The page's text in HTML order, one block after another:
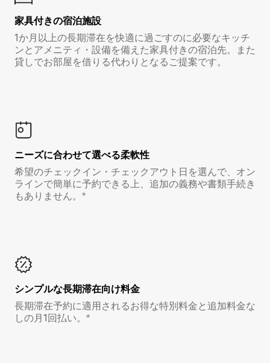
家具付き⁠の宿⁠泊⁠施⁠設
1か月以上の長期滞在を快適に過ごすのに必要なキッチ
ンとアメニティ・設備を備えた家具付きの宿泊先。また
貸しでお部屋を借りる代わりとなるご提案です。
ニーズに合わせて選べる柔軟性
希望のチェックイン・チェックアウト日を選んで、オン
ラインで簡単に予約できる上、追加の義務や書類手続き
もありません。*
シンプルな長期滞在向け料金
長期滞在予約に適用されるお得な特別料金と追加料金な
しの月1回払い。*